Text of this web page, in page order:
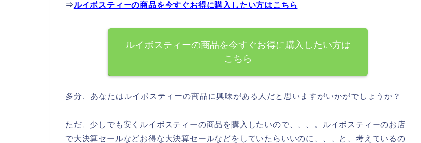
⇒ルイボスティーの商品を今すぐお得に購入したい方はこちら
ルイボスティーの商品を今すぐお得に購入したい方は
こちら
多分、あなたはルイボスティーの商品に興味がある人だと思いますがいかがでしょうか？
ただ、少しでも安くルイボスティーの商品を購入したいので、、、。ルイボスティーのお店
で大決算セールなどお得な大決算セールなどをしていたらいいのに、、、と、考えているの